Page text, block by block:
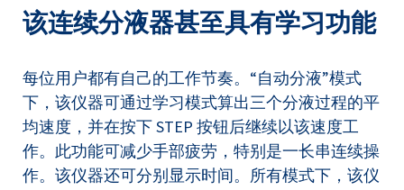
该连续分液器甚至具有学习功能
每位用户都有自己的工作节奏。“自动分液”模式
下，该仪器可通过学习模式算出三个分液过程的平
均速度，并在按下 STEP 按钮后继续以该速度工
作。此功能可减少手部疲劳，特别是一长串连续操
作。该仪器还可分别显示时间。所有模式下，该仪